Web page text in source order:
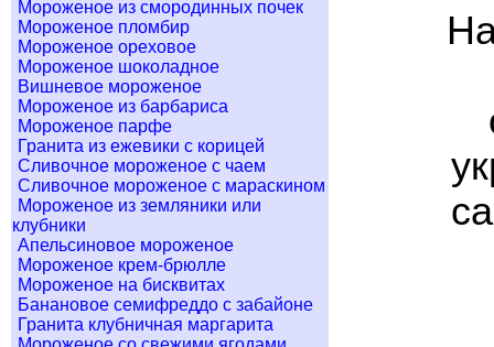
Мороженое из смородинных почек
Мороженое пломбир
Мороженое ореховое
Мороженое шоколадное
Вишневое мороженое
Мороженое из барбариса
Мороженое парфе
Гранита из ежевики с корицей
Сливочное мороженое с чаем
Сливочное мороженое с мараскином
Мороженое из земляники или
клубники
Апельсиновое мороженое
Мороженое крем-брюлле
Мороженое на бисквитах
Банановое семифреддо с забайоне
Гранита клубничная маргарита